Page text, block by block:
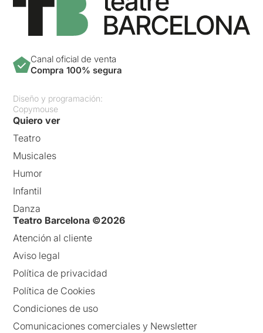
Canal oficial de venta
Compra 100% segura
Diseño y programación:
Copymouse
Quiero ver
Teatro
Musicales
Humor
Infantil
Danza
Teatro Barcelona ©2026
Atención al cliente
Aviso legal
Política de privacidad
Política de Cookies
Condiciones de uso
Comunicaciones comerciales y Newsletter